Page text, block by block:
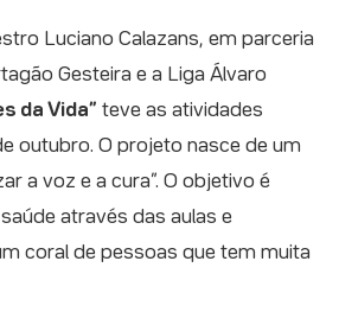
Luciano Calazans, em parceria
Gesteira e a Liga Álvaro
da Vida” teve as atividades
outubro. O projeto nasce de um
a voz e a cura”. O objetivo é
através das aulas e
coral de pessoas que tem muita